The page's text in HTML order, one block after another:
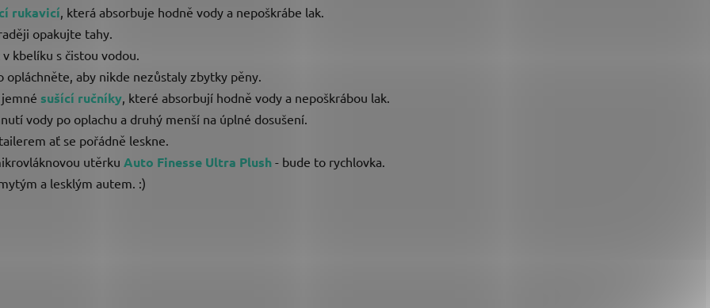
rukavicí , která absorbuje hodně vody a nepoškrábe lak.
opakujte tahy.
kbelíku s čistou vodou.
aby nikde nezůstaly zbytky pěny.
sušící ručníky , které absorbují hodně vody a nepoškrábou lak.
vody po oplachu a druhý menší na úplné dosušení.
ať se pořádně leskne.
utěrku Auto Finesse Ultra Plush - bude to rychlovka.
a lesklým autem. :)